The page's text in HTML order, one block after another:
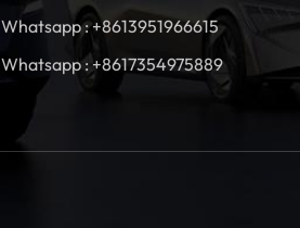
Whatsapp : +8613951966615
Whatsapp : +8617354975889